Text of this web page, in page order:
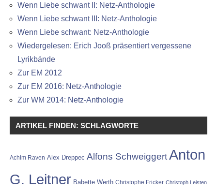
Wenn Liebe schwant II: Netz-Anthologie
Wenn Liebe schwant III: Netz-Anthologie
Wenn Liebe schwant: Netz-Anthologie
Wiedergelesen: Erich Jooß präsentiert vergessene
Lyrikbände
Zur EM 2012
Zur EM 2016: Netz-Anthologie
Zur WM 2014: Netz-Anthologie
ARTIKEL FINDEN: SCHLAGWORTE
Achim Raven Alex Dreppec Alfons SchweiggertAnton
G. Leitner Babette Werth Christophe Fricker Christoph Leisten